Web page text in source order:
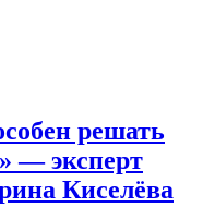
решать
— эксперт
Киселёва